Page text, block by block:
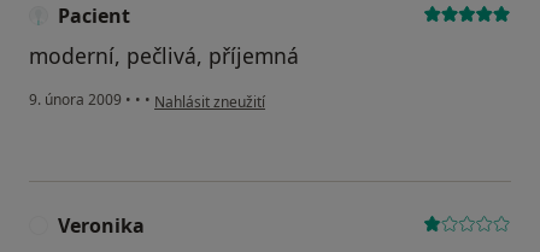
Pacient
moderní, pečlivá, příjemná
9. února 2009 • • • podle názoru uživatele Pacient
Nahlásit zneužití
Veronika